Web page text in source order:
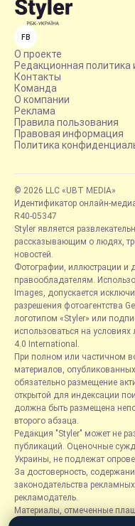
FB
О проекте
Редакционная политика
Контакты
Команда
О компании
Реклама
Правила пользования
Правовая информация
Политика
© 2026 LLC «UBT MEDIA»
Идентификатор онлайн-
R40-05347
Styler является
рассказывающим о людях,
новостей.
Фотографии, иллюстрации и
правообладателям.
Images, допускается
разрешения фотоагентства
логотипом «Styler» или
использоваться на
4.0 International.
При полном или частичном
материалов,
обязательно размещение
открытой для индексации
должна быть размещена
второго абзаца.
Редакция "Styler" может не
публикаций. Оценочные
Украины, не подлежат
За достоверность,
законодательства
рекламодатель.
Материалы, отмеченные